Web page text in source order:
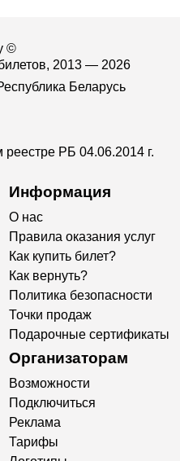
©
2013 — 2026
Беларусь
реестре РБ 04.06.2014 г.
Информация
О нас
Правила оказания услуг
Как купить билет?
Как вернуть?
Политика безопасности
Точки продаж
Подарочные сертификаты
Организаторам
Возможности
Подключиться
Реклама
Тарифы